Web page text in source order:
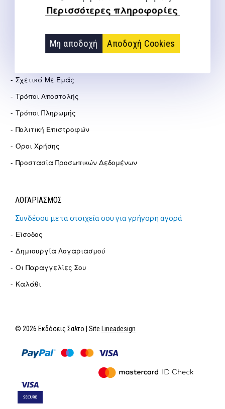
Περισσότερες πληροφορίες
Μη αποδοχή Αποδοχή Cookies
Σχετικά Με Εμάς
Τρόποι Αποστολής
Τρόποι Πληρωμής
Πολιτική Επιστροφών
Όροι Χρήσης
Προστασία Προσωπικών Δεδομένων
ΛΟΓΑΡΙΑΣΜΟΣ
Συνδέσου με τα στοιχεία σου για γρήγορη αγορά
Είσοδος
Δημιουργία Λογαριασμού
Οι Παραγγελίες Σου
Καλάθι
© 2026 Εκδόσεις Σαλτο | Site Lineadesign